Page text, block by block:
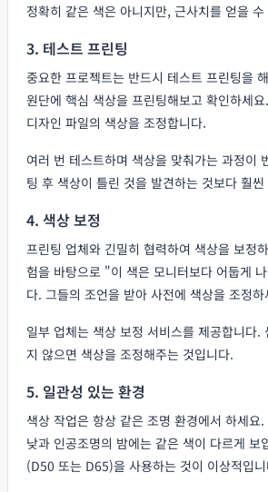
정확히 같은 색은 아니지만, 근사치를 얻을 수
3. 테스트 프린팅
중요한 프로젝트는 반드시 테스트 프린팅을
원단에 핵심 색상을 프린팅해보고 확인하세
디자인 파일의 색상을 조정합니다.
여러 번 테스트하며 색상을 맞춰가는 과정이
팅 후 색상이 틀린 것을 발견하는 것보다 훨씬
4. 색상 보정
프린팅 업체와 긴밀히 협력하여 색상을 보정
험을 바탕으로 "이 색은 모니터보다 어둡게
다. 그들의 조언을 받아 사전에 색상을 조정하
일부 업체는 색상 보정 서비스를 제공합니다.
지 않으면 색상을 조정해주는 것입니다.
5. 일관성 있는 환경
색상 작업은 항상 같은 조명 환경에서 하세요
낮과 인공조명의 밤에는 같은 색이 다르게 보
(D50 또는 D65)을 사용하는 것이 이상적입